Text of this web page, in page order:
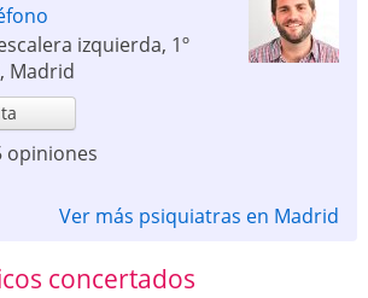
izquierda, 1º
, Madrid
opiniones
Ver más psiquiatras en Madrid
concertados